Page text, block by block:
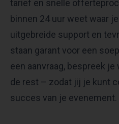
tarief en snelle
binnen 24 uur weet waar
uitgebreide support en
staan garant voor een
een aanvraag, bespreek
de rest – zodat jij je kunt
succes van je evenement.